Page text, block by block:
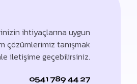
ihtiyaçlarına uygun
çözümlerimiz tanışmak
iletişime geçebilirsiniz.
0541 789 44 27